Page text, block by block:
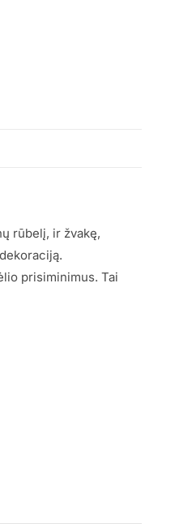
rūbelį, ir žvakę,
prisiminimus. Tai